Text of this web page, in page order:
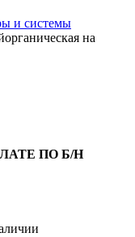
и системы
на
ПО Б/Н